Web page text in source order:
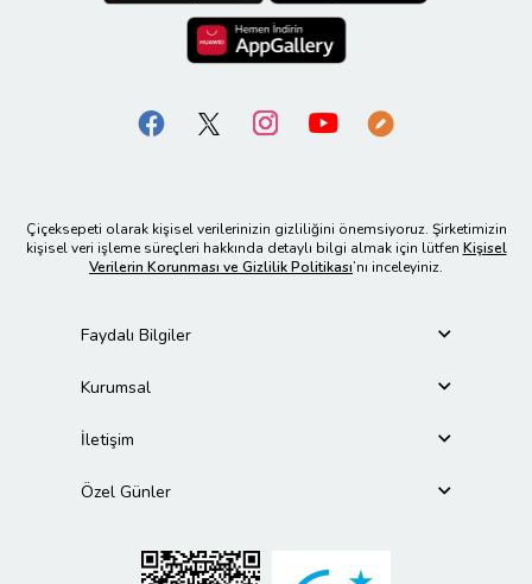
Çiçeksepeti olarak kişisel verilerinizin gizliliğini önemsiyoruz. Şirketimizin
kişisel veri işleme süreçleri hakkında detaylı bilgi almak için lütfen Kişisel
Verilerin Korunması ve Gizlilik Politikası’nı inceleyiniz.
Faydalı Bilgiler
Kurumsal
İletişim
Özel Günler